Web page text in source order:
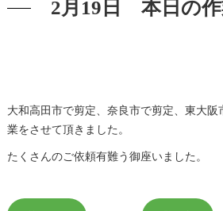
2月19日 本日の
大和高田市で剪定、奈良市で剪定、東大阪
業をさせて頂きました。
たくさんのご依頼有難う御座いました。